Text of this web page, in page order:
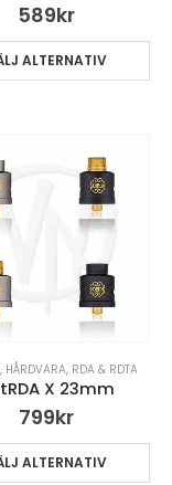
589kr
ALTERNATIV
, HÅRDVARA, RDA & RDTA
X 23mm
799kr
ALTERNATIV